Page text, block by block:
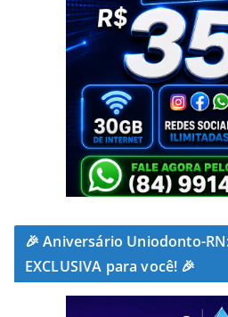
🎉 Aniversário Uniodonto-
EXCLUSIVA para você! 🎉